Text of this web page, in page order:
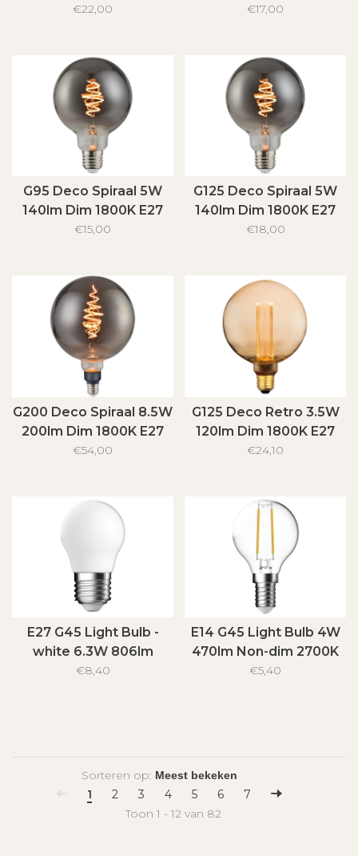
Light Bulb Amber
€22,00
Goud
€17,00
G95 Deco Spiraal 5W
140lm Dim 1800K E27
Gerookt
€15,00
G125 Deco Spiraal 5W
140lm Dim 1800K E27
Gerookt
€18,00
G200 Deco Spiraal 8.5W
200lm Dim 1800K E27
Gerookt
€54,00
G125 Deco Retro 3.5W
120lm Dim 1800K E27
Goud
€24,10
E27 G45 Light Bulb -
white 6.3W 806lm
2700K Non-Dim 220-
€8,40
E14 G45 Light Bulb 4W
470lm Non-dim 2700K
220-240V
€5,40
Sorteren op:
1
2 3 4 5 6
7
Toon 1 - 12 van 82